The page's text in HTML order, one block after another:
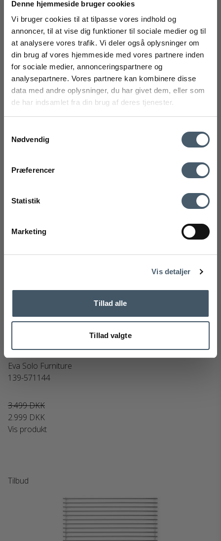
Denne hjemmeside bruger cookies
Vi bruger cookies til at tilpasse vores indhold og
annoncer, til at vise dig funktioner til sociale medier og til
at analysere vores trafik. Vi deler også oplysninger om
din brug af vores hjemmeside med vores partnere inden
for sociale medier, annonceringspartnere og
analysepartnere. Vores partnere kan kombinere disse
data med andre oplysninger, du har givet dem, eller som
de har indsamlet fra din brug af deres tjenester.
Nødvendig
Præferencer
Statistik
Marketing
Vis detaljer
Tillad alle
Tillad valgte
Eva Solo Grill Rist til FireCylinder Ildsted
Eva Solo Furniture
139-571143
500 DKK
375 DKK
Vis produkt
Tilbud
Eva Solo FireCube Bålsted
Eva Solo Furniture
139-571144
3.499 DKK
2.999 DKK
Vis produkt
Tilbud
FÅ 20% RABAT
*Din rabat kan ikke bruges på i forvejen nedsatte varer eller på
produkter fra Rocket
.
markedsføring med gode tilbud og inspiration. Du kan altid trække dit
samtykke tilbage. Med dit samtykke accepterer du desuden vores